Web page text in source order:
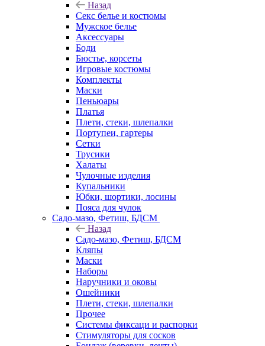
Назад
Секс белье и костюмы
Мужское белье
Аксессуары
Боди
Бюстье, корсеты
Игровые костюмы
Комплекты
Маски
Пеньюары
Платья
Плети, стеки, шлепалки
Портупеи, гартеры
Сетки
Трусики
Халаты
Чулочные изделия
Купальники
Юбки, шортики, лосины
Пояса для чулок
Садо-мазо, Фетиш, БДСМ
Назад
Садо-мазо, Фетиш, БДСМ
Кляпы
Маски
Наборы
Наручники и оковы
Ошейники
Плети, стеки, шлепалки
Прочее
Системы фиксаци и распорки
Стимуляторы для сосков